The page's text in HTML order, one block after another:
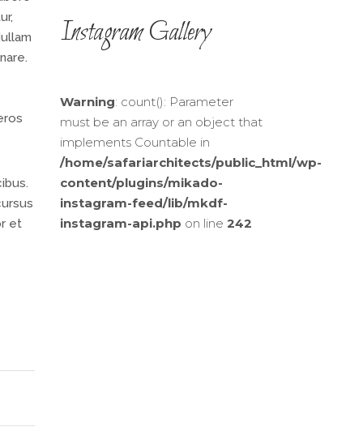
et
Instagram Gallery
Warning: count(): Parameter
must be an array or an object that
implements Countable in
/home/safariarchitects/public_html/wp-
content/plugins/mikado-
instagram-feed/lib/mkdf-
instagram-api.php on line 242